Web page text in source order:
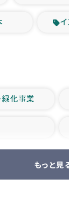
緑化事業
もっと見